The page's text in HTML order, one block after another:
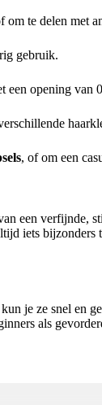
om te delen met
gebruik.
een opening van
, of om een
een verfijnde,
iets
kun je ze snel en
als